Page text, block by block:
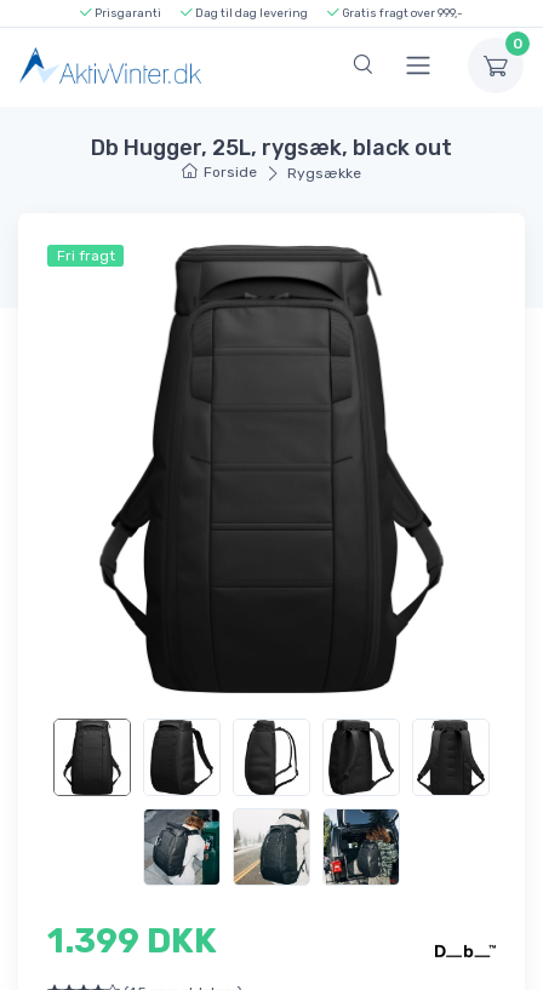
Prisgaranti Dag til dag levering Gratis fragt over 999,-
0
Db Hugger, 25L, rygsæk, black out
Forside Rygsække
Fri fragt
1.399 DKK